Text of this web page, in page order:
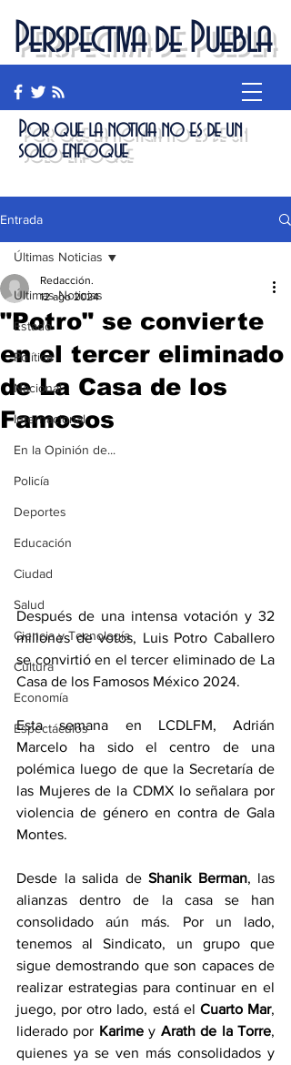
Perspectiva de Puebla
Por que la noticia no es de un
solo enfoque
Entrada
Últimas Noticias
Estado
Política
Nacional
Internacional
En la Opinión de...
Policía
Deportes
Educación
Ciudad
Salud
Ciencia y Tecnología
Cultura
Economía
Espectáculos
Últimas Noticias
"Potro" se convierte
en el tercer eliminado
de La Casa de los
Famosos
Redacción.
12 ago 2024
Después de una intensa votación y 32
millones de votos, Luis Potro Caballero
se convirtió en el tercer eliminado de La
Casa de los Famosos México 2024.
Esta semana en LCDLFM, Adrián
Marcelo ha sido el centro de una
polémica luego de que la Secretaría de
las Mujeres de la CDMX lo señalara por
violencia de género en contra de Gala
Montes.
Desde la salida de Shanik Berman, las
alianzas dentro de la casa se han
consolidado aún más. Por un lado,
tenemos al Sindicato, un grupo que
sigue demostrando que son capaces de
realizar estrategias para continuar en el
juego, por otro lado, está el Cuarto Mar,
liderado por Karime y Arath de la Torre,
quienes ya se ven más consolidados y